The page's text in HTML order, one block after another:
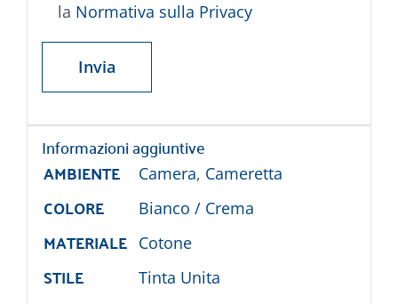
la Normativa sulla Privacy
Informazioni aggiuntive
AMBIENTE
Camera, Cameretta
COLORE Bianco / Crema
MATERIALE Cotone
STILE Tinta Unita